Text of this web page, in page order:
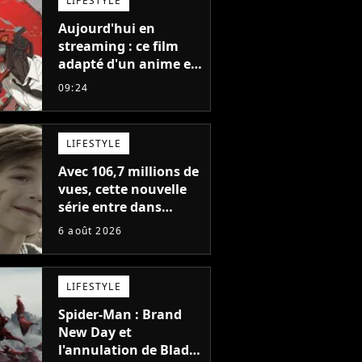
Aujourd'hui en
streaming : ce film
adapté d'un anime et
noté 98% est à voir
vous ne comprendrez
plus la série
09:24
LIFESTYLE
Avec 106,7 millions de
vues, cette nouvelle
série entre dans
l'histoire de Netflix en
6 août 2026
LIFESTYLE
Spider-Man : Brand
New Day et
l'annulation de Blade